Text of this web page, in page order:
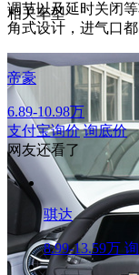
调节以及延时关闭
角式设计，进气口
相关车型
帝豪
6.89-10.98万
支付宝询价 询底价
网友还看了
骐达
8.99-13.59万